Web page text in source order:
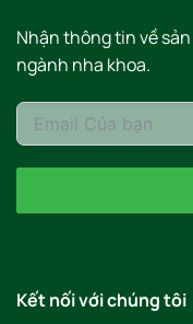
Nhận thông tin về
ngành nha khoa.
Kết nối với chúng tôi